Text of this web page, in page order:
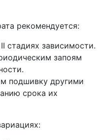
рекомендуется:
стадиях зависимости.
запоям
подшивку другими
срока их